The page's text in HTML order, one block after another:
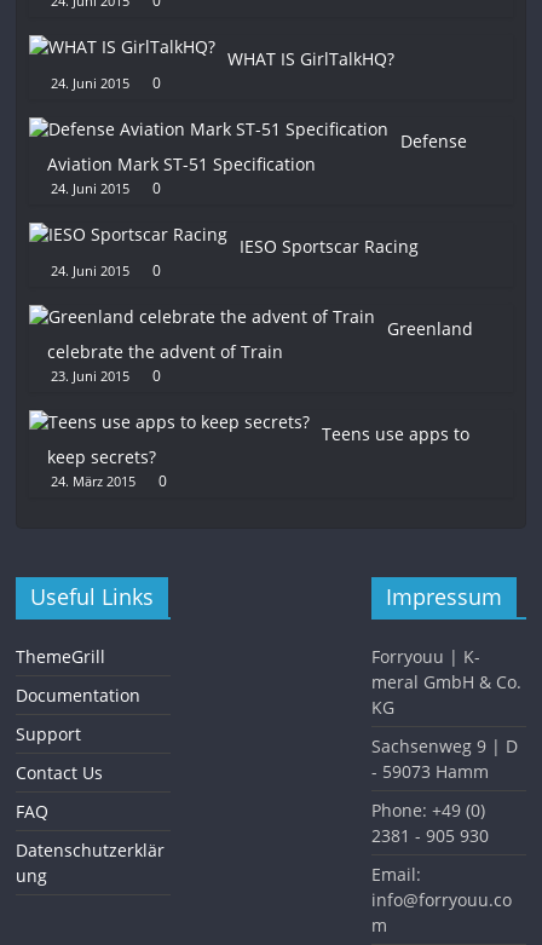
WHAT IS GirlTalkHQ?
24. Juni 2015 0
Defense
Aviation Mark ST-51 Specification
24. Juni 2015 0
IESO Sportscar Racing
24. Juni 2015 0
Greenland
celebrate the advent of Train
23. Juni 2015 0
Teens use apps to
keep secrets?
24. März 2015 0
Useful Links
ThemeGrill
Documentation
Support
Contact Us
FAQ
Datenschutzerklär
ung
Impressum
Forryouu | K-
meral GmbH & Co.
KG
Sachsenweg 9 | D
- 59073 Hamm
Phone: +49 (0)
2381 - 905 930
Email:
info@forryouu.co
m